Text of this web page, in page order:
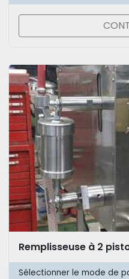
Remplisseuse à 2
Sélectionner le mode de